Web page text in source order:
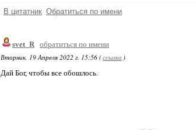
В цитатник Обратиться по имени
svet_R обратиться по имени
Вторник, 19 Апреля 2022 г. 15:56 (ссылка )
Дай Бог, чтобы все обошлось.